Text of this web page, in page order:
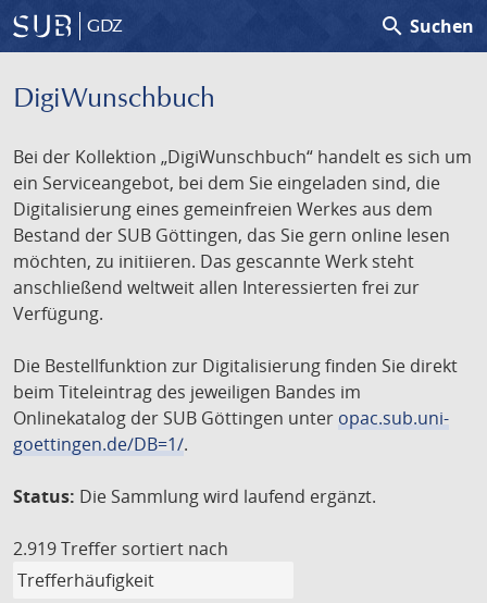
GDZ search Suchen
DigiWunschbuch
Bei der Kollektion „DigiWunschbuch“ handelt es sich um
ein Serviceangebot, bei dem Sie eingeladen sind, die
Digitalisierung eines gemeinfreien Werkes aus dem
Bestand der SUB Göttingen, das Sie gern online lesen
möchten, zu initiieren. Das gescannte Werk steht
anschließend weltweit allen Interessierten frei zur
Verfügung.
Die Bestellfunktion zur Digitalisierung finden Sie direkt
beim Titeleintrag des jeweiligen Bandes im
Onlinekatalog der SUB Göttingen unter opac.sub.uni-
goettingen.de/DB=1/.
Status: Die Sammlung wird laufend ergänzt.
2.919 Treffer sortiert nach